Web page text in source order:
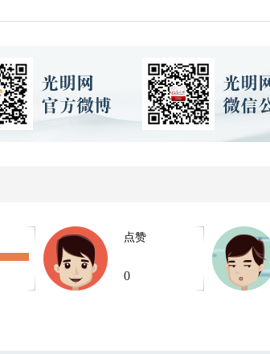
点赞
0